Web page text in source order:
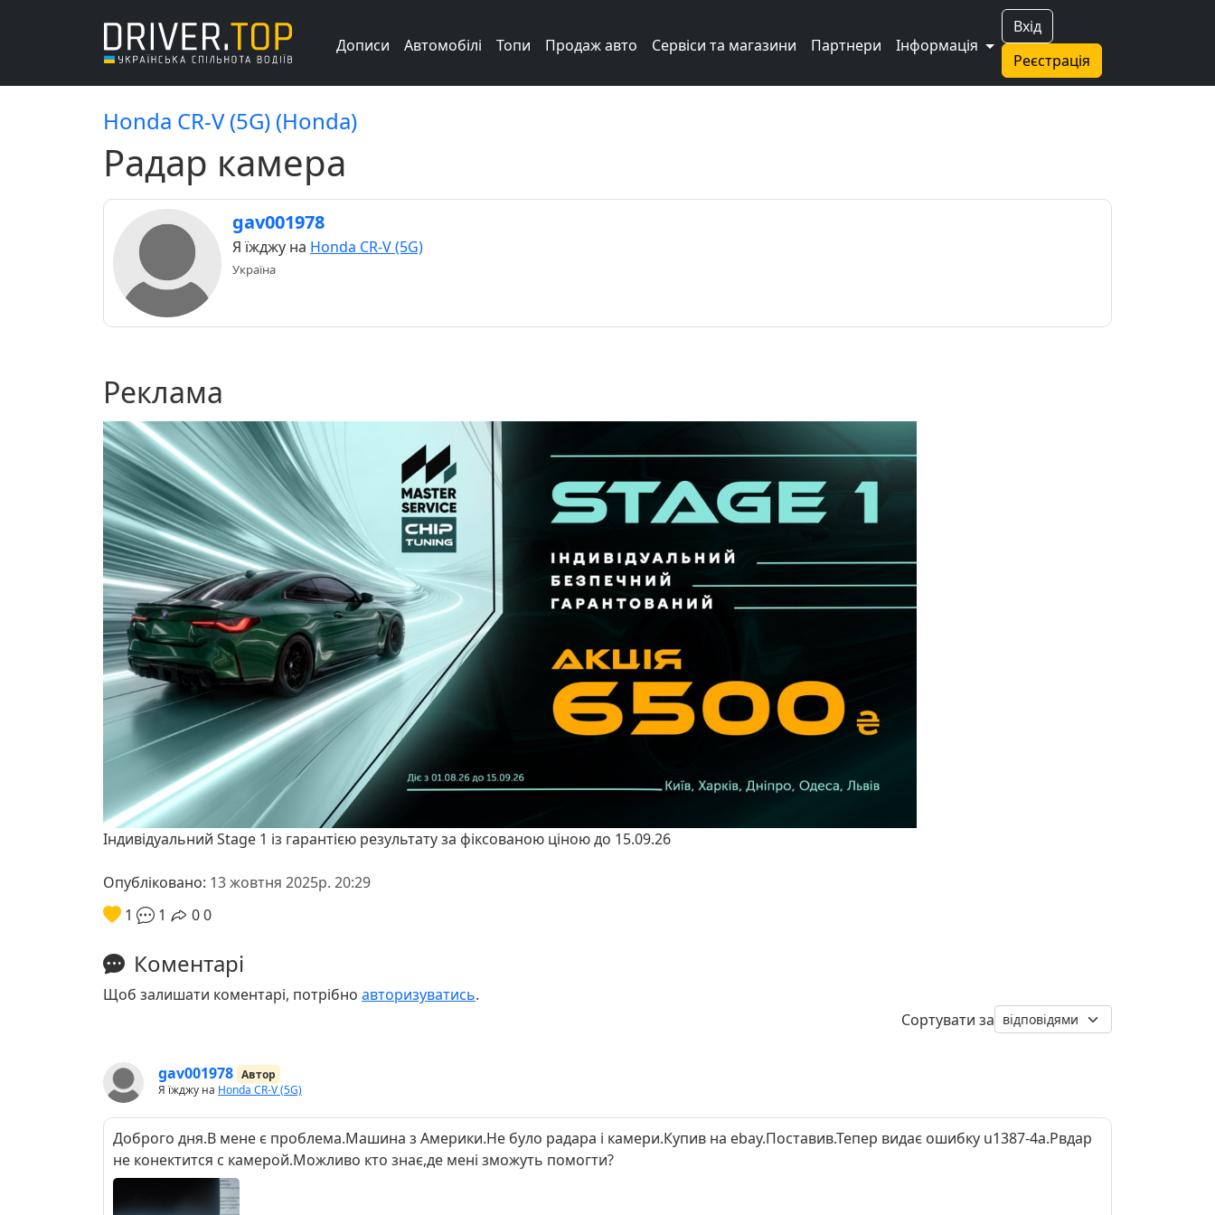
Вхід
Реєстрація
Дописи Автомобілі Топи Продаж авто Сервіси та магазини Партнери Інформація
Honda CR-V (5G) (Honda)
Радар камера
gav001978
Я їжджу на Honda CR-V (5G)
Україна
Реклама
Індивідуальний Stage 1 із гарантією результату за фіксованою ціною до 15.09.26
Опубліковано: 13 жовтня 2025р. 20:29
1
1 00
Коментарі
Щоб залишати коментарі, потрібно авторизуватись.
Сортувати за
gav001978 Автор
Я їжджу на Honda CR-V (5G)
Доброго дня.В мене є проблема.Машина з Америки.Не було радара і камери.Купив на ebay.Поставив.Тепер видає ошибку u1387-4a.Рвдар
не конектится с камерой.Можливо кто знає,де мені зможуть помогти?